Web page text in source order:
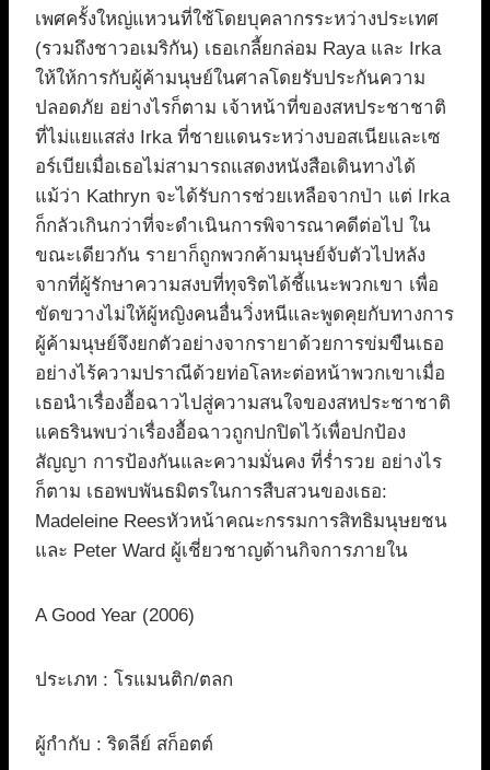
เพศครั้งใหญ่แหวนที่ใช้โดยบุคลากรระหว่างประเทศ
(รวมถึงชาวอเมริกัน) เธอเกลี้ยกล่อม Raya และ Irka
ให้ให้การกับผู้ค้ามนุษย์ในศาลโดยรับประกันความ
ปลอดภัย อย่างไรก็ตาม เจ้าหน้าที่ของสหประชาชาติ
ที่ไม่แยแสส่ง Irka ที่ชายแดนระหว่างบอสเนียและเซ
อร์เบียเมื่อเธอไม่สามารถแสดงหนังสือเดินทางได้
แม้ว่า Kathryn จะได้รับการช่วยเหลือจากป่า แต่ Irka
ก็กลัวเกินกว่าที่จะดำเนินการพิจารณาคดีต่อไป ใน
ขณะเดียวกัน รายาก็ถูกพวกค้ามนุษย์จับตัวไปหลัง
จากที่ผู้รักษาความสงบที่ทุจริตได้ชี้แนะพวกเขา เพื่อ
ขัดขวางไม่ให้ผู้หญิงคนอื่นวิ่งหนีและพูดคุยกับทางการ
ผู้ค้ามนุษย์จึงยกตัวอย่างจากรายาด้วยการข่มขืนเธอ
อย่างไร้ความปราณีด้วยท่อโลหะต่อหน้าพวกเขาเมื่อ
เธอนำเรื่องอื้อฉาวไปสู่ความสนใจของสหประชาชาติ
แคธรินพบว่าเรื่องอื้อฉาวถูกปกปิดไว้เพื่อปกป้อง
สัญญา การป้องกันและความมั่นคง ที่ร่ำรวย อย่างไร
ก็ตาม เธอพบพันธมิตรในการสืบสวนของเธอ:
Madeleine Reesหัวหน้าคณะกรรมการสิทธิมนุษยชน
และ Peter Ward ผู้เชี่ยวชาญด้านกิจการภายใน
A Good Year (2006)
ประเภท : โรแมนติก/ตลก
ผู้กำกับ : ริดลีย์ สก็อตต์